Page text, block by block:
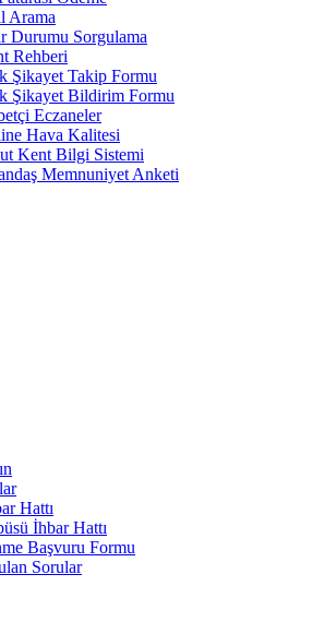
Arama
Durumu Sorgulama
Rehberi
Şikayet Takip Formu
Şikayet Bildirim Formu
Eczaneler
Hava Kalitesi
Kent Bilgi Sistemi
Memnuniyet Anketi
Hattı
İhbar Hattı
Başvuru Formu
Sorular